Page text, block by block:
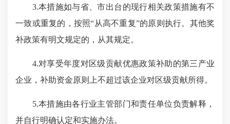
3.本措施如与省、市出台的现行相关政策措施有不
一致或重复的，按照“从高不重复”的原则执行。其他奖
补政策有明文规定的，从其规定。
4.对享受年度对区级贡献优惠政策补助的第三产业
企业，补助资金原则上不超过该企业对区级贡献所得。
5.本措施由各行业主管部门和责任单位负责解释，
并自行明确认定和实施办法。